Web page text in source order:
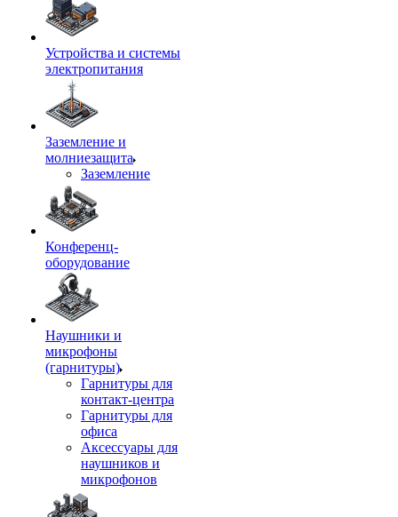
Устройства и системы
электропитания
Заземление и
молниезащита
Заземление
Конференц-
оборудование
Наушники и
микрофоны
(гарнитуры)
Гарнитуры для
контакт-центра
Гарнитуры для
офиса
Аксессуары для
наушников и
микрофонов